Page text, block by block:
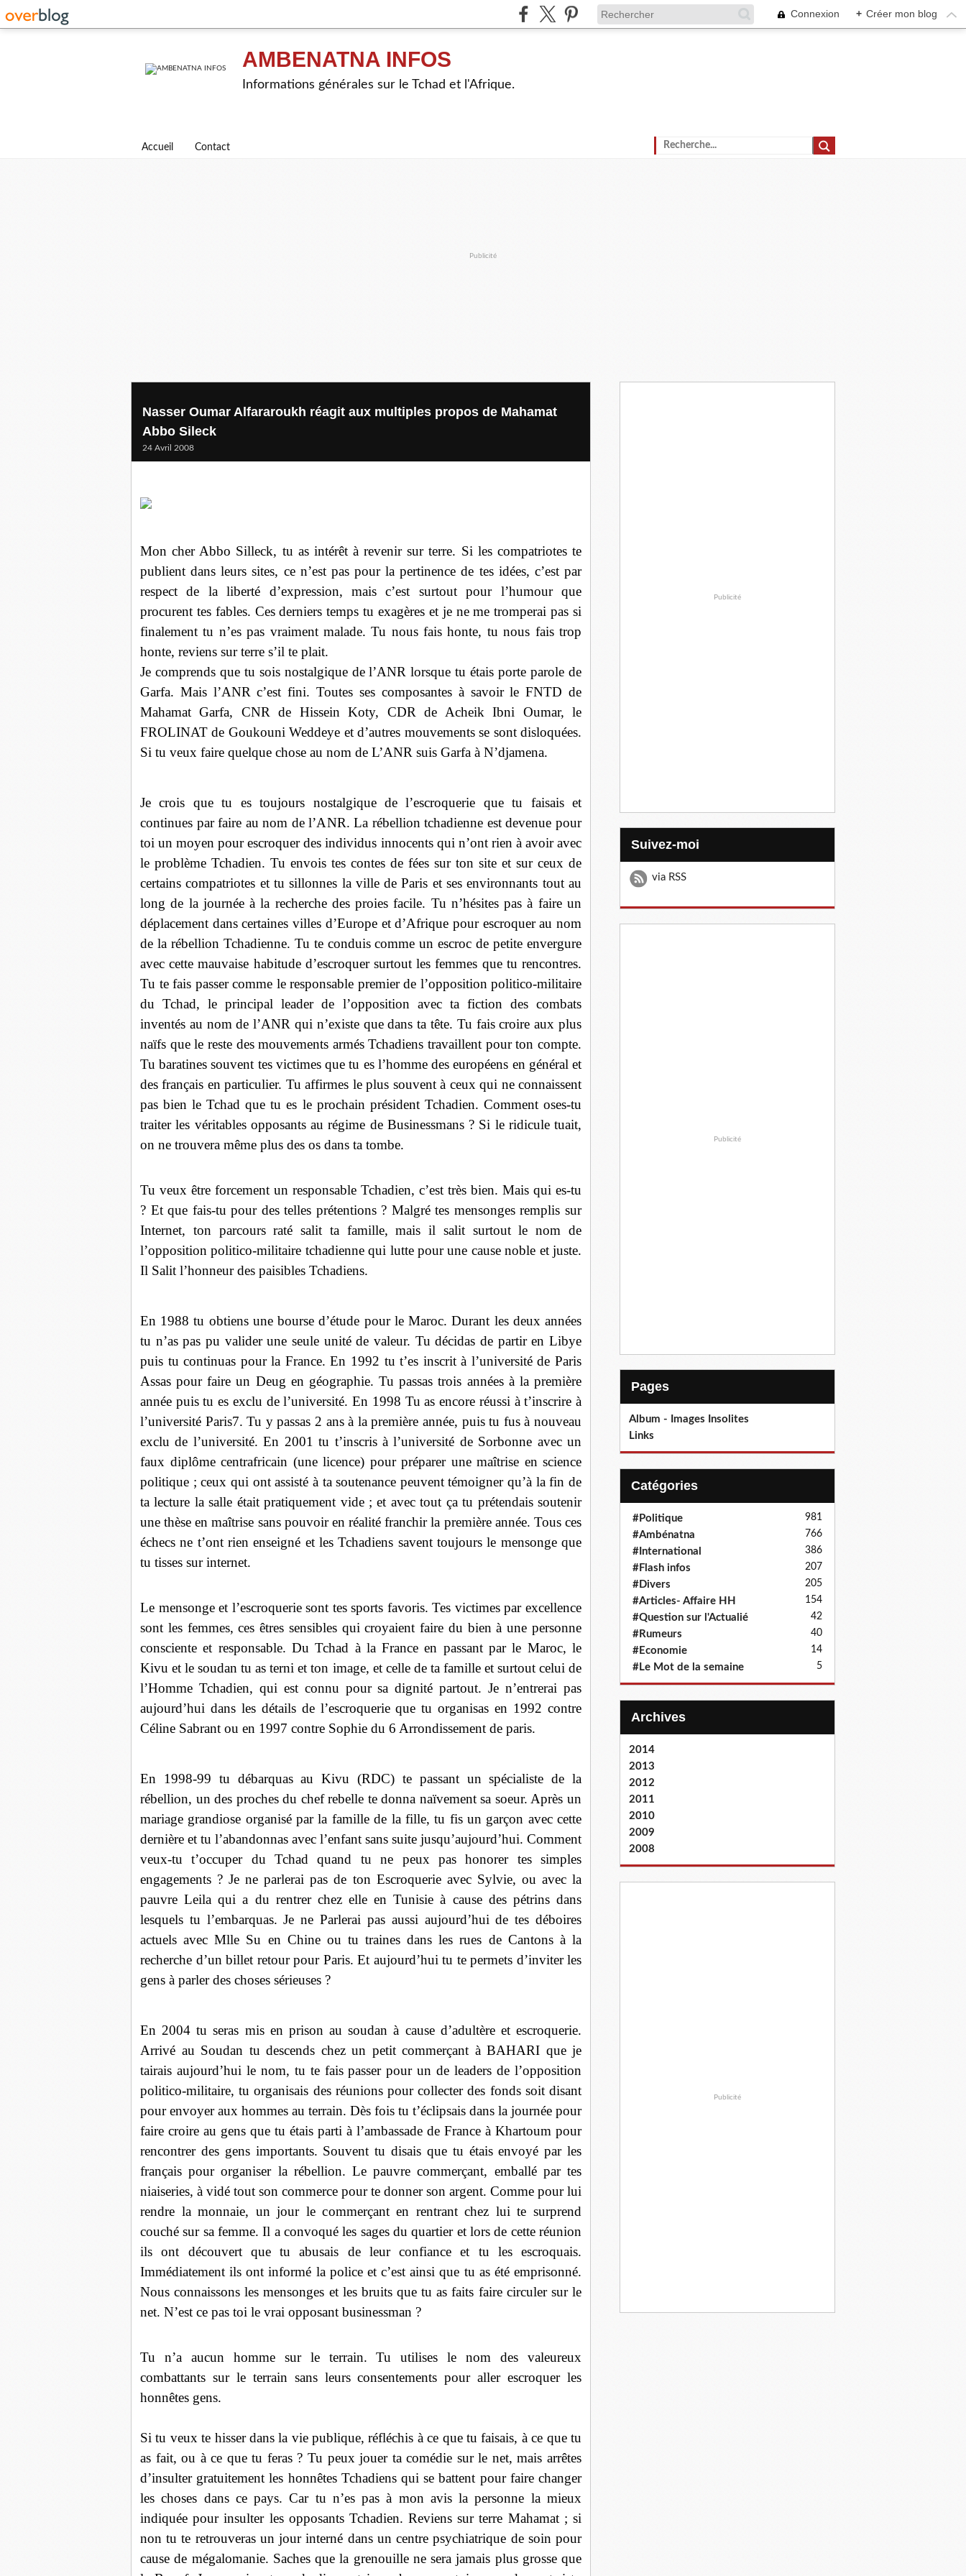
Connexion + Créer mon blog
AMBENATNA INFOS
Informations générales sur le Tchad et l'Afrique.
Accueil Contact
Publicité
Nasser Oumar Alfararoukh réagit aux multiples propos de Mahamat
Abbo Sileck
24 Avril 2008
Mon cher Abbo Silleck, tu as intérêt à revenir sur terre. Si les compatriotes te
publient dans leurs sites, ce n’est pas pour la pertinence de tes idées, c’est par
respect de la liberté d’expression, mais c’est surtout pour l’humour que
procurent tes fables. Ces derniers temps tu exagères et je ne me tromperai pas si
finalement tu n’es pas vraiment malade. Tu nous fais honte, tu nous fais trop
honte, reviens sur terre s’il te plait.
Je comprends que tu sois nostalgique de l’ANR lorsque tu étais porte parole de
Garfa. Mais l’ANR c’est fini. Toutes ses composantes à savoir le FNTD de
Mahamat Garfa, CNR de Hissein Koty, CDR de Acheik Ibni Oumar, le
FROLINAT de Goukouni Weddeye et d’autres mouvements se sont disloquées.
Si tu veux faire quelque chose au nom de L’ANR suis Garfa à N’djamena.
Je crois que tu es toujours nostalgique de l’escroquerie que tu faisais et
continues par faire au nom de l’ANR. La rébellion tchadienne est devenue pour
toi un moyen pour escroquer des individus innocents qui n’ont rien à avoir avec
le problème Tchadien. Tu envois tes contes de fées sur ton site et sur ceux de
certains compatriotes et tu sillonnes la ville de Paris et ses environnants tout au
long de la journée à la recherche des proies facile. Tu n’hésites pas à faire un
déplacement dans certaines villes d’Europe et d’Afrique pour escroquer au nom
de la rébellion Tchadienne. Tu te conduis comme un escroc de petite envergure
avec cette mauvaise habitude d’escroquer surtout les femmes que tu rencontres.
Tu te fais passer comme le responsable premier de l’opposition politico-militaire
du Tchad, le principal leader de l’opposition avec ta fiction des combats
inventés au nom de l’ANR qui n’existe que dans ta tête. Tu fais croire aux plus
naïfs que le reste des mouvements armés Tchadiens travaillent pour ton compte.
Tu baratines souvent tes victimes que tu es l’homme des européens en général et
des français en particulier. Tu affirmes le plus souvent à ceux qui ne connaissent
pas bien le Tchad que tu es le prochain président Tchadien. Comment oses-tu
traiter les véritables opposants au régime de Businessmans ? Si le ridicule tuait,
on ne trouvera même plus des os dans ta tombe.
Tu veux être forcement un responsable Tchadien, c’est très bien. Mais qui es-tu
? Et que fais-tu pour des telles prétentions ? Malgré tes mensonges remplis sur
Internet, ton parcours raté salit ta famille, mais il salit surtout le nom de
l’opposition politico-militaire tchadienne qui lutte pour une cause noble et juste.
Il Salit l’honneur des paisibles Tchadiens.
En 1988 tu obtiens une bourse d’étude pour le Maroc. Durant les deux années
tu n’as pas pu valider une seule unité de valeur. Tu décidas de partir en Libye
puis tu continuas pour la France. En 1992 tu t’es inscrit à l’université de Paris
Assas pour faire un Deug en géographie. Tu passas trois années à la première
année puis tu es exclu de l’université. En 1998 Tu as encore réussi à t’inscrire à
l’université Paris7. Tu y passas 2 ans à la première année, puis tu fus à nouveau
exclu de l’université. En 2001 tu t’inscris à l’université de Sorbonne avec un
faux diplôme centrafricain (une licence) pour préparer une maîtrise en science
politique ; ceux qui ont assisté à ta soutenance peuvent témoigner qu’à la fin de
ta lecture la salle était pratiquement vide ; et avec tout ça tu prétendais soutenir
une thèse en maîtrise sans pouvoir en réalité franchir la première année. Tous ces
échecs ne t’ont rien enseigné et les Tchadiens savent toujours le mensonge que
tu tisses sur internet.
Le mensonge et l’escroquerie sont tes sports favoris. Tes victimes par excellence
sont les femmes, ces êtres sensibles qui croyaient faire du bien à une personne
consciente et responsable. Du Tchad à la France en passant par le Maroc, le
Kivu et le soudan tu as terni et ton image, et celle de ta famille et surtout celui de
l’Homme Tchadien, qui est connu pour sa dignité partout. Je n’entrerai pas
aujourd’hui dans les détails de l’escroquerie que tu organisas en 1992 contre
Céline Sabrant ou en 1997 contre Sophie du 6 Arrondissement de paris.
En 1998-99 tu débarquas au Kivu (RDC) te passant un spécialiste de la
rébellion, un des proches du chef rebelle te donna naïvement sa soeur. Après un
mariage grandiose organisé par la famille de la fille, tu fis un garçon avec cette
dernière et tu l’abandonnas avec l’enfant sans suite jusqu’aujourd’hui. Comment
veux-tu t’occuper du Tchad quand tu ne peux pas honorer tes simples
engagements ? Je ne parlerai pas de ton Escroquerie avec Sylvie, ou avec la
pauvre Leila qui a du rentrer chez elle en Tunisie à cause des pétrins dans
lesquels tu l’embarquas. Je ne Parlerai pas aussi aujourd’hui de tes déboires
actuels avec Mlle Su en Chine ou tu traines dans les rues de Cantons à la
recherche d’un billet retour pour Paris. Et aujourd’hui tu te permets d’inviter les
gens à parler des choses sérieuses ?
En 2004 tu seras mis en prison au soudan à cause d’adultère et escroquerie.
Arrivé au Soudan tu descends chez un petit commerçant à BAHARI que je
tairais aujourd’hui le nom, tu te fais passer pour un de leaders de l’opposition
politico-militaire, tu organisais des réunions pour collecter des fonds soit disant
pour envoyer aux hommes au terrain. Dès fois tu t’éclipsais dans la journée pour
faire croire au gens que tu étais parti à l’ambassade de France à Khartoum pour
rencontrer des gens importants. Souvent tu disais que tu étais envoyé par les
français pour organiser la rébellion. Le pauvre commerçant, emballé par tes
niaiseries, à vidé tout son commerce pour te donner son argent. Comme pour lui
rendre la monnaie, un jour le commerçant en rentrant chez lui te surprend
couché sur sa femme. Il a convoqué les sages du quartier et lors de cette réunion
ils ont découvert que tu abusais de leur confiance et tu les escroquais.
Immédiatement ils ont informé la police et c’est ainsi que tu as été emprisonné.
Nous connaissons les mensonges et les bruits que tu as faits faire circuler sur le
net. N’est ce pas toi le vrai opposant businessman ?
Tu n’a aucun homme sur le terrain. Tu utilises le nom des valeureux
combattants sur le terrain sans leurs consentements pour aller escroquer les
honnêtes gens.
Si tu veux te hisser dans la vie publique, réfléchis à ce que tu faisais, à ce que tu
as fait, ou à ce que tu feras ? Tu peux jouer ta comédie sur le net, mais arrêtes
d’insulter gratuitement les honnêtes Tchadiens qui se battent pour faire changer
les choses dans ce pays. Car tu n’es pas à mon avis la personne la mieux
indiquée pour insulter les opposants Tchadien. Reviens sur terre Mahamat ; si
non tu te retrouveras un jour interné dans un centre psychiatrique de soin pour
cause de mégalomanie. Saches que la grenouille ne sera jamais plus grosse que
Publicité
Suivez-moi
via RSS
Publicité
Pages
Album - Images Insolites
Links
Catégories
#Politique 981
#Ambénatna 766
#International 386
#Flash infos 207
#Divers 205
#Articles- Affaire HH 154
#Question sur l'Actualié 42
#Rumeurs 40
#Economie 14
#Le Mot de la semaine 5
Archives
2014
2013
2012
2011
2010
2009
2008
Publicité